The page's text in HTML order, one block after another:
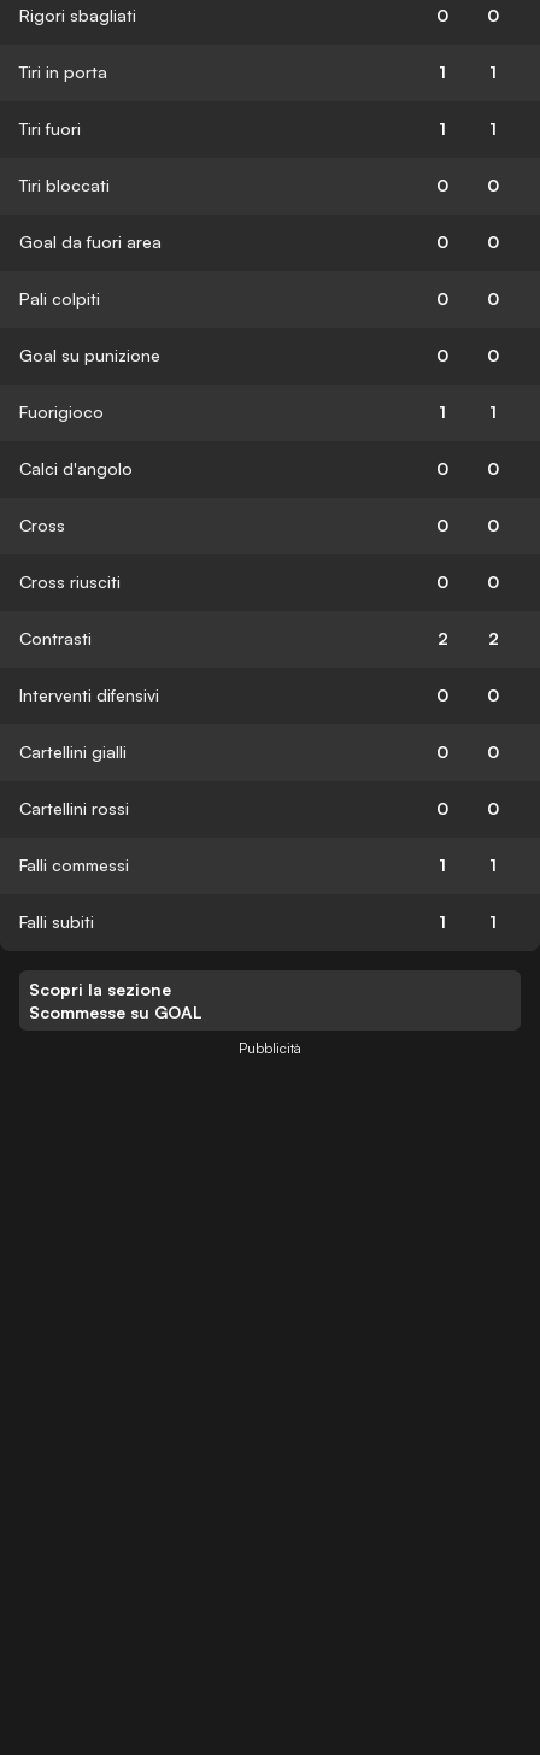
Rigori sbagliati 0 0
Tiri in porta 1 1
Tiri fuori 1 1
Tiri bloccati 0 0
Goal da fuori area 0 0
Pali colpiti 0 0
Goal su punizione 0 0
Fuorigioco 1 1
Calci d'angolo 0 0
Cross 0 0
Cross riusciti 0 0
Contrasti 2 2
Interventi difensivi 0 0
Cartellini gialli 0 0
Cartellini rossi 0 0
Falli commessi 1 1
Falli subiti 1 1
Scopri la sezione
Scommesse su GOAL
Pubblicità